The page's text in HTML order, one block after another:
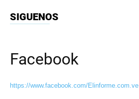
SIGUENOS
Facebook
https://www.facebook.com/Elinforme.com.ve